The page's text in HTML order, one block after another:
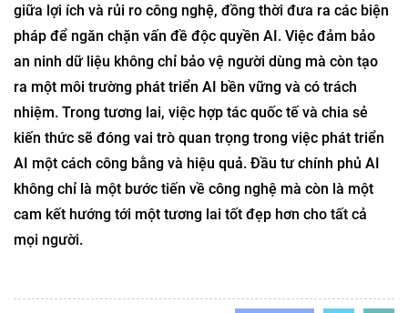
giữa lợi ích và rủi ro công nghệ, đồng thời đưa ra các biện
pháp để ngăn chặn vấn đề độc quyền AI. Việc đảm bảo
an ninh dữ liệu không chỉ bảo vệ người dùng mà còn tạo
ra một môi trường phát triển AI bền vững và có trách
nhiệm. Trong tương lai, việc hợp tác quốc tế và chia sẻ
kiến thức sẽ đóng vai trò quan trọng trong việc phát triển
AI một cách công bằng và hiệu quả. Đầu tư chính phủ AI
không chỉ là một bước tiến về công nghệ mà còn là một
cam kết hướng tới một tương lai tốt đẹp hơn cho tất cả
mọi người.